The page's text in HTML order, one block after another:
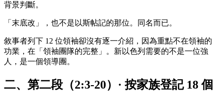
背景判斷。
「末底改」，也不是以斯帖記的那位。同名而已。
敘事者列下 12 位領袖卻沒有逐一介紹，因為重點不在領袖的
功業，在「領袖團隊的完整」。新以色列需要的不是一位強
人，是一個領導團。
二、第二段（2:3-20）· 按家族登記 18 個